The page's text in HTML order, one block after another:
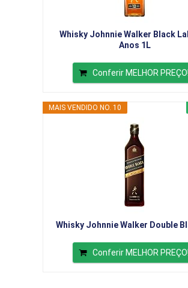
Whisky Johnnie Walker Black
Anos 1L
Conferir MELHOR PREÇO!
MAIS VENDIDO NO. 10
Whisky Johnnie Walker Double
Conferir MELHOR PREÇO!